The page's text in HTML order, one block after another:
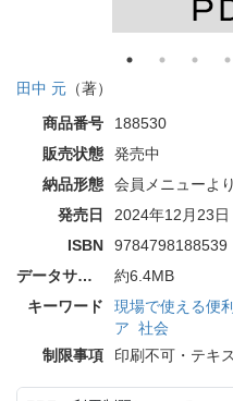
田中 元 （著）
商品番号
188530
販売状態
発売中
納品形態
会員メニューよ
発売日
2024年12月23日
ISBN
9784798188539
データサイズ
約6.4MB
キーワード
現場で使える便
ア 社会
制限事項
印刷不可・テキ